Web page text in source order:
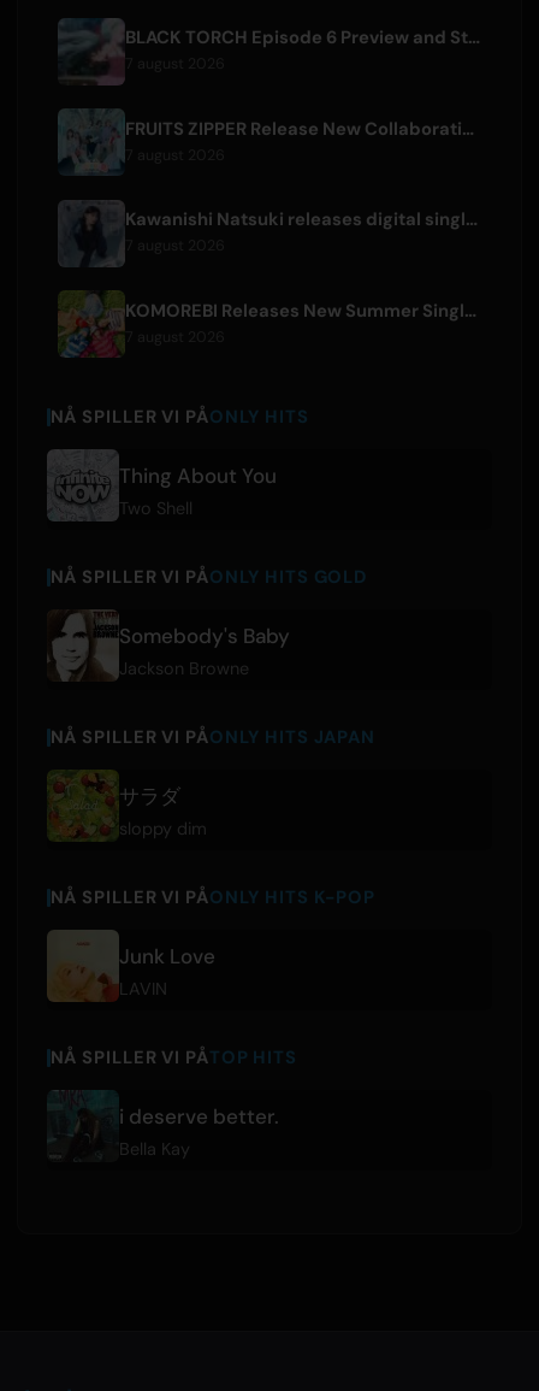
BLACK TORCH Episode 6 Preview and Streaming Details
FRUITS ZIPPER Release New Collaboration Song '1,2,3,FOOOOUR'
Kawanishi Natsuki releases digital single 'Sayonara wa Ichiban Kirei na Atashi de'
KOMOREBI Releases New Summer Single 'Letsu Natsu'
NÅ SPILLER VI PÅONLY HITS
Thing About You
Two Shell
NÅ SPILLER VI PÅONLY HITS GOLD
Somebody's Baby
Jackson Browne
NÅ SPILLER VI PÅONLY HITS JAPAN
サラダ
sloppy dim
NÅ SPILLER VI PÅONLY HITS K-POP
Junk Love
LAVIN
NÅ SPILLER VI PÅTOP HITS
i deserve better.
Bella Kay